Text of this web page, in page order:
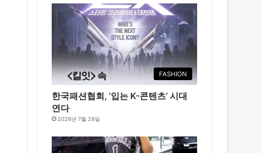
FASHION
한국패션협회, ‘입는 K-콘텐츠’ 시대
연다
2026년 7월 29일